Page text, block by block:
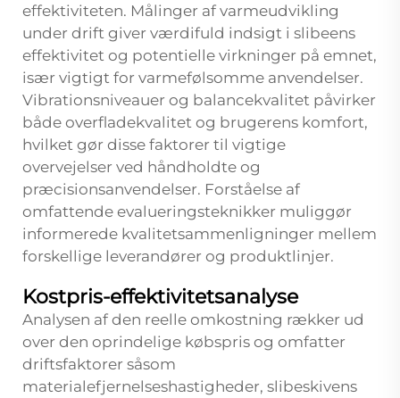
effektiviteten. Målinger af varmeudvikling
under drift giver værdifuld indsigt i slibeens
effektivitet og potentielle virkninger på emnet,
især vigtigt for varmefølsomme anvendelser.
Vibrationsniveauer og balancekvalitet påvirker
både overfladekvalitet og brugerens komfort,
hvilket gør disse faktorer til vigtige
overvejelser ved håndholdte og
præcisionsanvendelser. Forståelse af
omfattende evalueringsteknikker muliggør
informerede kvalitetsammenligninger mellem
forskellige leverandører og produktlinjer.
Kostpris-effektivitetsanalyse
Analysen af den reelle omkostning rækker ud
over den oprindelige købspris og omfatter
driftsfaktorer såsom
materialefjernelseshastigheder, slibeskivens